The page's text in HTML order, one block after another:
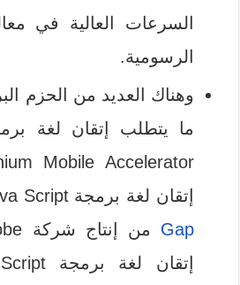
السرعات العالية في
الرسومية.
وهناك العديد من الحزم
إتقان لغة برمجة Java Script، وحزمة
Gap